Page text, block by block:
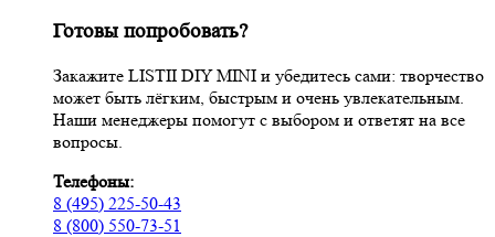
Готовы попробовать?
Закажите LISTII DIY MINI и убедитесь сами: творчество
может быть лёгким, быстрым и очень увлекательным.
Наши менеджеры помогут с выбором и ответят на все
вопросы.
Телефоны:
8 (495) 225-50-43
8 (800) 550-73-51